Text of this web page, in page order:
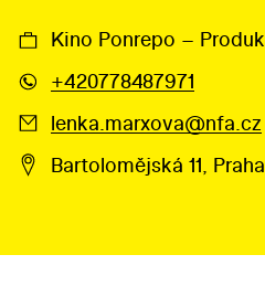
Kino Ponrepo –
+420778487971
lenka.marxova@nfa.cz
Bartolomějská 11, Praha